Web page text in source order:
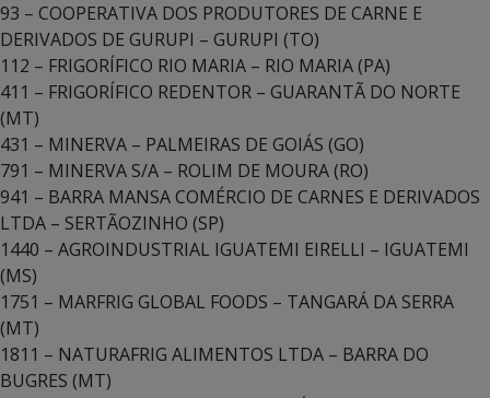
93 – COOPERATIVA DOS PRODUTORES DE CARNE E
DERIVADOS DE GURUPI – GURUPI (TO)
112 – FRIGORÍFICO RIO MARIA – RIO MARIA (PA)
411 – FRIGORÍFICO REDENTOR – GUARANTÃ DO NORTE
(MT)
431 – MINERVA – PALMEIRAS DE GOIÁS (GO)
791 – MINERVA S/A – ROLIM DE MOURA (RO)
941 – BARRA MANSA COMÉRCIO DE CARNES E DERIVADOS
LTDA – SERTÃOZINHO (SP)
1440 – AGROINDUSTRIAL IGUATEMI EIRELLI – IGUATEMI
(MS)
1751 – MARFRIG GLOBAL FOODS – TANGARÁ DA SERRA
(MT)
1811 – NATURAFRIG ALIMENTOS LTDA – BARRA DO
BUGRES (MT)